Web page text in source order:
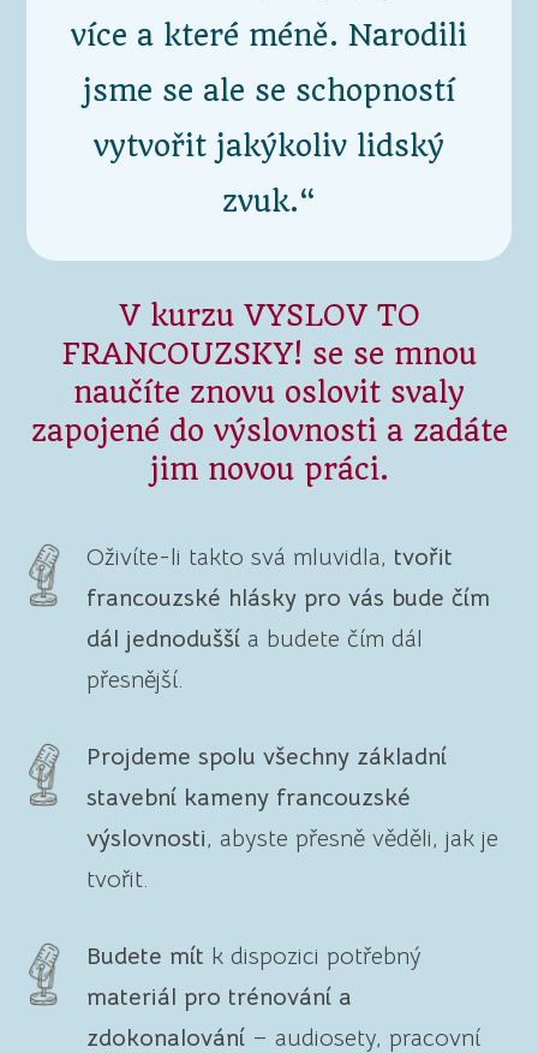
více a které méně. Narodili
jsme se ale se schopností
vytvořit jakýkoliv lidský
zvuk.“
V kurzu VYSLOV TO
FRANCOUZSKY! se se mnou
naučíte znovu oslovit svaly
zapojené do výslovnosti a zadáte
jim novou práci.
Oživíte-li takto svá mluvidla, tvořit
francouzské hlásky pro vás bude čím
dál jednoduššía budete čím dál
přesnější.
Projdeme spolu všechny základní
stavební kameny francouzské
výslovnosti, abyste přesně věděli, jak je
tvořit.
Budete mít k dispozici potřebný
materiál pro trénování a
zdokonalování– audiosety, pracovní